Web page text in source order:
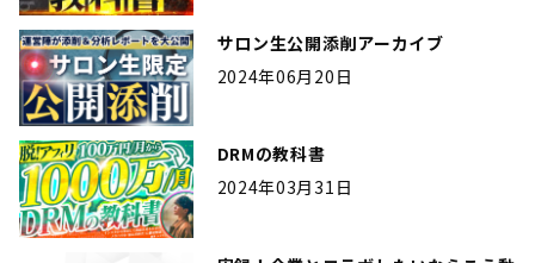
サロン生公開添削アーカイブ
2024年06月20日
DRMの教科書
2024年03月31日